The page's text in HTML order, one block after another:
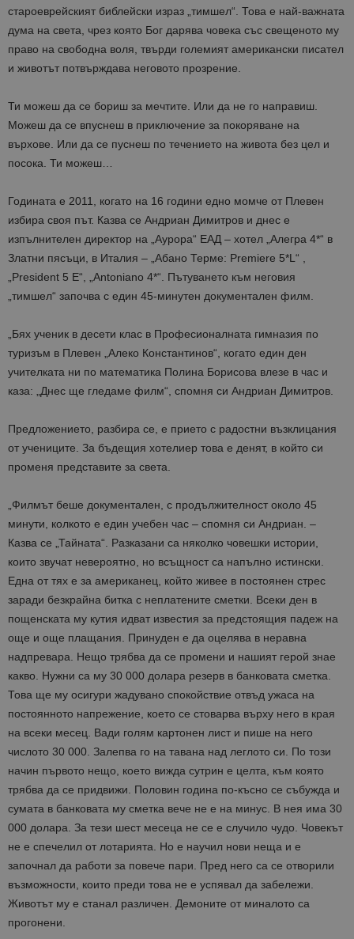
староеврейският библейски израз „тимшел“. Това е най-важната
дума на света, чрез която Бог дарява човека със свещеното му
право на свободна воля, твърди големият американски писател
и животът потвърждава неговото прозрение.
Ти можеш да се бориш за мечтите. Или да не го направиш.
Можеш да се впуснеш в приключение за покоряване на
върхове. Или да се пуснеш по течението на живота без цел и
посока. Ти можеш…
Годината е 2011, когато на 16 години едно момче от Плевен
избира своя път. Казва се Андриан Димитров и днес е
изпълнителен директор на „Аурора“ ЕАД – хотел „Алегра 4*“ в
Златни пясъци, в Италия – „Абано Терме: Premiere 5*L“ ,
„President 5 E“, „Antoniano 4*“. Пътуването към неговия
„тимшел“ започва с един 45-минутен документален филм.
„Бях ученик в десети клас в Професионалната гимназия по
туризъм в Плевен „Алеко Константинов“, когато един ден
учителката ни по математика Полина Борисова влезе в час и
каза: „Днес ще гледаме филм“, спомня си Андриан Димитров.
Предложението, разбира се, е прието с радостни възклицания
от учениците. За бъдещия хотелиер това е денят, в който си
променя представите за света.
„Филмът беше документален, с продължителност около 45
минути, колкото е един учебен час – спомня си Андриан. –
Казва се „Тайната“. Разказани са няколко човешки истории,
които звучат невероятно, но всъщност са напълно истински.
Една от тях е за американец, който живее в постоянен стрес
заради безкрайна битка с неплатените сметки. Всеки ден в
пощенската му кутия идват известия за предстоящия падеж на
още и още плащания. Принуден е да оцелява в неравна
надпревара. Нещо трябва да се промени и нашият герой знае
какво. Нужни са му 30 000 долара резерв в банковата сметка.
Това ще му осигури жадувано спокойствие отвъд ужаса на
постоянното напрежение, което се стоварва върху него в края
на всеки месец. Вади голям картонен лист и пише на него
числото 30 000. Залепва го на тавана над леглото си. По този
начин първото нещо, което вижда сутрин е целта, към която
трябва да се придвижи. Половин година по-късно се събужда и
сумата в банковата му сметка вече не е на минус. В нея има 30
000 долара. За тези шест месеца не се е случило чудо. Човекът
не е спечелил от лотарията. Но е научил нови неща и е
започнал да работи за повече пари. Пред него са се отворили
възможности, които преди това не е успявал да забележи.
Животът му е станал различен. Демоните от миналото са
прогонени.